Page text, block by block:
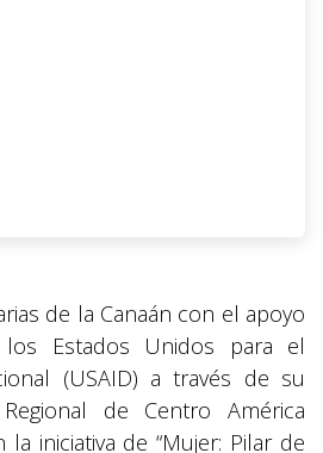
de la Canaán con el apoyo
Estados Unidos para el
(USAID) a través de su
de Centro América
la iniciativa de “Mujer: Pilar de